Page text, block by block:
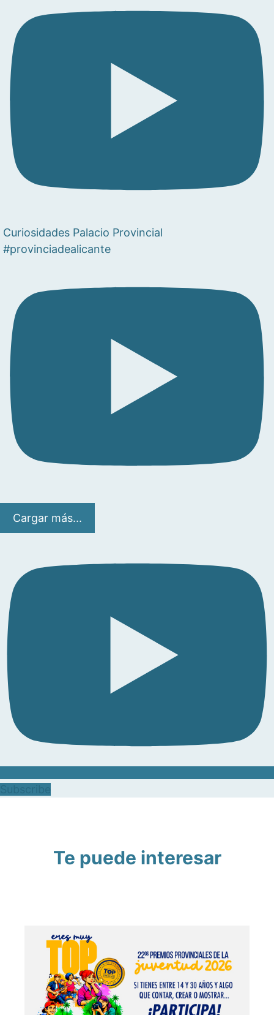
Curiosidades Palacio Provincial
#provinciadealicante
Cargar más...
Te puede interesar